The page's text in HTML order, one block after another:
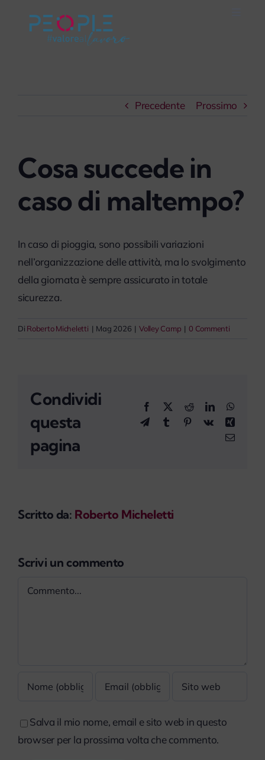
Mondo People
On Air
Impegno Sociale
myPeople
Precedente Prossimo
Cosa succede in
caso di maltempo?
In caso di pioggia, sono possibili variazioni
nell’organizzazione delle attività, ma lo svolgimento
della giornata è sempre assicurato in totale
sicurezza.
Di Roberto Micheletti | Mag 2026 | Volley Camp | 0 Commenti
Condividi
questa
pagina
Facebook
X RedditLinkedIn
TelegramTumblr PinterestVk
Xing
Email
Scritto da: Roberto Micheletti
Scrivi un commento
Commento
Salva il mio nome, email e sito web in questo
browser per la prossima volta che commento.